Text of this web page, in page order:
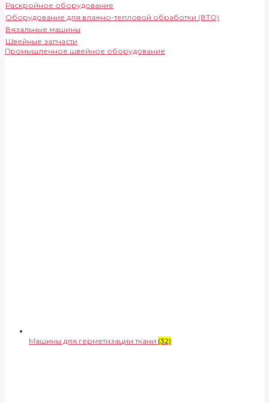
Раскройное оборудование
Оборудование для влажно-тепловой обработки (ВТО)
Вязальные машины
Швейные запчасти
Промышленное швейное оборудование
Машины для герметизации ткани (32)